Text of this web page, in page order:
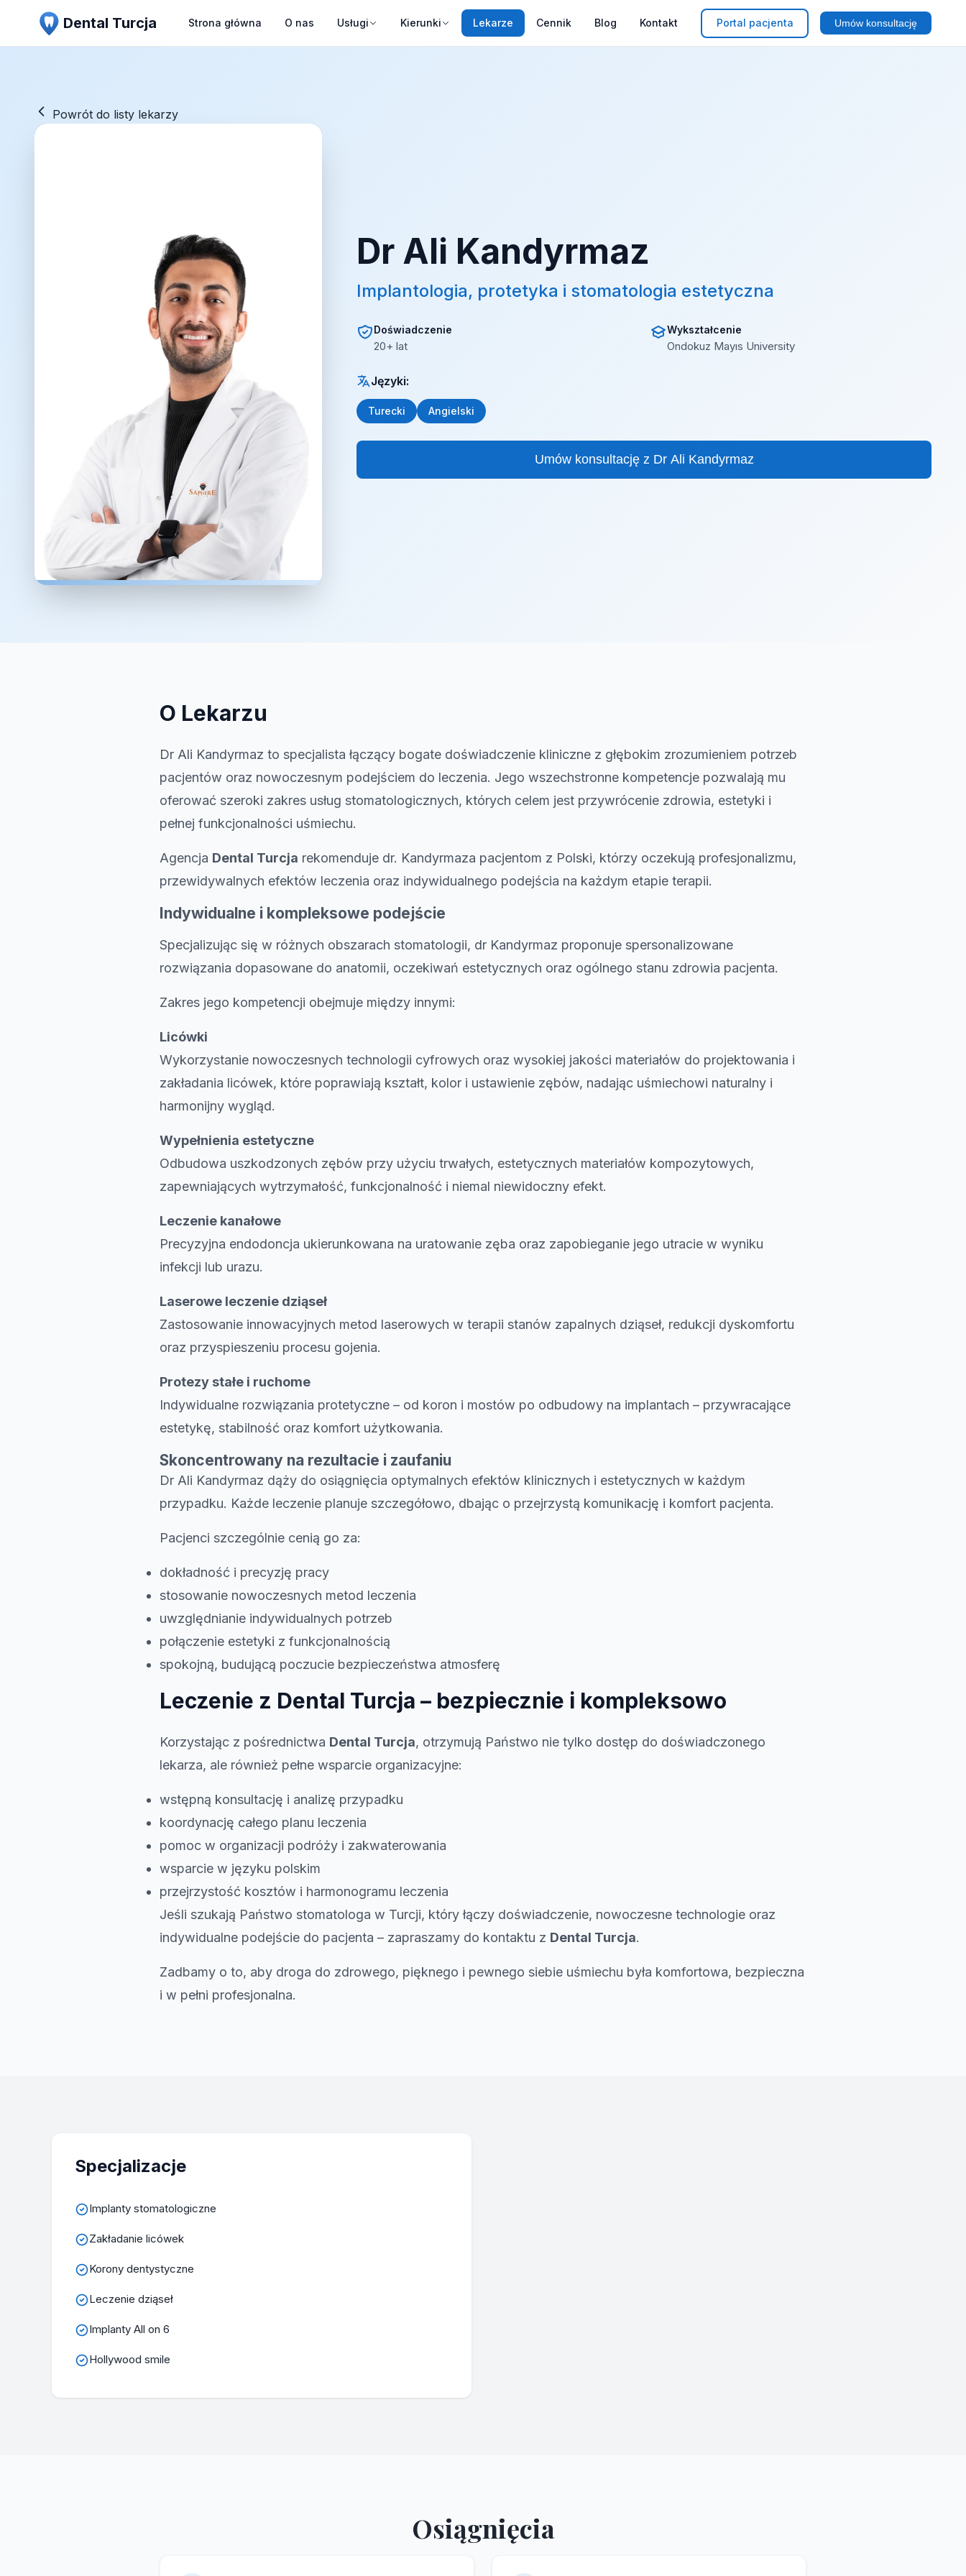
Dental Turcja Strona główna O nas Usługi Kierunki Lekarze Cennik Blog Kontakt Portal pacjenta Umów konsultację
Powrót do listy lekarzy
Dr Ali Kandyrmaz
Implantologia, protetyka i stomatologia estetyczna
Doświadczenie
20+ lat
Wykształcenie
Ondokuz Mayıs University
Języki:
Turecki Angielski
Umów konsultację z Dr Ali Kandyrmaz
O Lekarzu
Dr Ali Kandyrmaz to specjalista łączący bogate doświadczenie kliniczne z głębokim zrozumieniem potrzeb
pacjentów oraz nowoczesnym podejściem do leczenia. Jego wszechstronne kompetencje pozwalają mu
oferować szeroki zakres usług stomatologicznych, których celem jest przywrócenie zdrowia, estetyki i
pełnej funkcjonalności uśmiechu.
Agencja Dental Turcja rekomenduje dr. Kandyrmaza pacjentom z Polski, którzy oczekują profesjonalizmu,
przewidywalnych efektów leczenia oraz indywidualnego podejścia na każdym etapie terapii.
Indywidualne i kompleksowe podejście
Specjalizując się w różnych obszarach stomatologii, dr Kandyrmaz proponuje spersonalizowane
rozwiązania dopasowane do anatomii, oczekiwań estetycznych oraz ogólnego stanu zdrowia pacjenta.
Zakres jego kompetencji obejmuje między innymi:
Licówki
Wykorzystanie nowoczesnych technologii cyfrowych oraz wysokiej jakości materiałów do projektowania i
zakładania licówek, które poprawiają kształt, kolor i ustawienie zębów, nadając uśmiechowi naturalny i
harmonijny wygląd.
Wypełnienia estetyczne
Odbudowa uszkodzonych zębów przy użyciu trwałych, estetycznych materiałów kompozytowych,
zapewniających wytrzymałość, funkcjonalność i niemal niewidoczny efekt.
Leczenie kanałowe
Precyzyjna endodoncja ukierunkowana na uratowanie zęba oraz zapobieganie jego utracie w wyniku
infekcji lub urazu.
Laserowe leczenie dziąseł
Zastosowanie innowacyjnych metod laserowych w terapii stanów zapalnych dziąseł, redukcji dyskomfortu
oraz przyspieszeniu procesu gojenia.
Protezy stałe i ruchome
Indywidualne rozwiązania protetyczne – od koron i mostów po odbudowy na implantach – przywracające
estetykę, stabilność oraz komfort użytkowania.
Skoncentrowany na rezultacie i zaufaniu
Dr Ali Kandyrmaz dąży do osiągnięcia optymalnych efektów klinicznych i estetycznych w każdym
przypadku. Każde leczenie planuje szczegółowo, dbając o przejrzystą komunikację i komfort pacjenta.
Pacjenci szczególnie cenią go za:
dokładność i precyzję pracy
stosowanie nowoczesnych metod leczenia
uwzględnianie indywidualnych potrzeb
połączenie estetyki z funkcjonalnością
spokojną, budującą poczucie bezpieczeństwa atmosferę
Leczenie z Dental Turcja – bezpiecznie i kompleksowo
Korzystając z pośrednictwa Dental Turcja, otrzymują Państwo nie tylko dostęp do doświadczonego
lekarza, ale również pełne wsparcie organizacyjne:
wstępną konsultację i analizę przypadku
koordynację całego planu leczenia
pomoc w organizacji podróży i zakwaterowania
wsparcie w języku polskim
przejrzystość kosztów i harmonogramu leczenia
Jeśli szukają Państwo stomatologa w Turcji, który łączy doświadczenie, nowoczesne technologie oraz
indywidualne podejście do pacjenta – zapraszamy do kontaktu z Dental Turcja.
Zadbamy o to, aby droga do zdrowego, pięknego i pewnego siebie uśmiechu była komfortowa, bezpieczna
i w pełni profesjonalna.
Specjalizacje
Implanty stomatologiczne
Zakładanie licówek
Korony dentystyczne
Leczenie dziąseł
Implanty All on 6
Hollywood smile
Osiągnięcia